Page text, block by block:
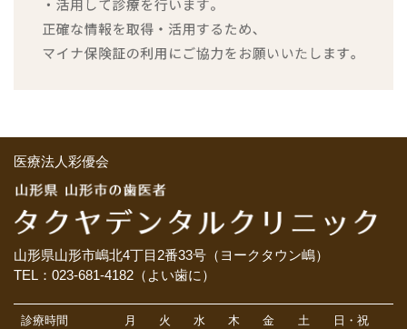
医療法人彩優会
山形県山形市嶋北4丁目2番33号（ヨークタウン嶋）
TEL：023-681-4182（よい歯に）
診療時間 月 火 水 木 金 土 日・祝